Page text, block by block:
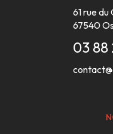
61 rue
67540
03 88